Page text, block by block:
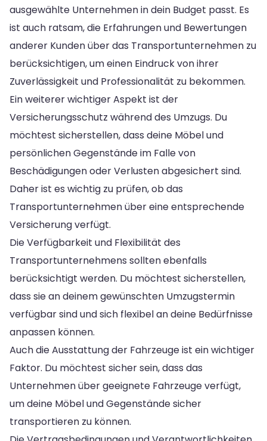
ausgewählte Unternehmen in dein Budget passt. Es
ist auch ratsam, die Erfahrungen und Bewertungen
anderer Kunden über das Transportunternehmen zu
berücksichtigen, um einen Eindruck von ihrer
Zuverlässigkeit und Professionalität zu bekommen.
Ein weiterer wichtiger Aspekt ist der
Versicherungsschutz während des Umzugs. Du
möchtest sicherstellen, dass deine Möbel und
persönlichen Gegenstände im Falle von
Beschädigungen oder Verlusten abgesichert sind.
Daher ist es wichtig zu prüfen, ob das
Transportunternehmen über eine entsprechende
Versicherung verfügt.
Die Verfügbarkeit und Flexibilität des
Transportunternehmens sollten ebenfalls
berücksichtigt werden. Du möchtest sicherstellen,
dass sie an deinem gewünschten Umzugstermin
verfügbar sind und sich flexibel an deine Bedürfnisse
anpassen können.
Auch die Ausstattung der Fahrzeuge ist ein wichtiger
Faktor. Du möchtest sicher sein, dass das
Unternehmen über geeignete Fahrzeuge verfügt,
um deine Möbel und Gegenstände sicher
transportieren zu können.